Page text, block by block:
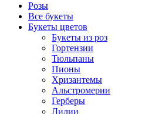
Розы
Все букеты
Букеты цветов
Букеты из роз
Гортензии
Тюльпаны
Пионы
Хризантемы
Альстромерии
Герберы
Лилии